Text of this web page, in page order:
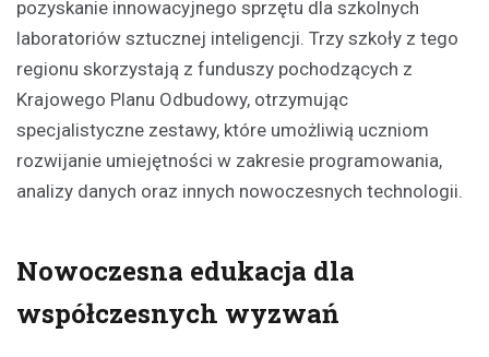
pozyskanie innowacyjnego sprzętu dla szkolnych
laboratoriów sztucznej inteligencji. Trzy szkoły z tego
regionu skorzystają z funduszy pochodzących z
Krajowego Planu Odbudowy, otrzymując
specjalistyczne zestawy, które umożliwią uczniom
rozwijanie umiejętności w zakresie programowania,
analizy danych oraz innych nowoczesnych technologii.
Nowoczesna edukacja dla
współczesnych wyzwań